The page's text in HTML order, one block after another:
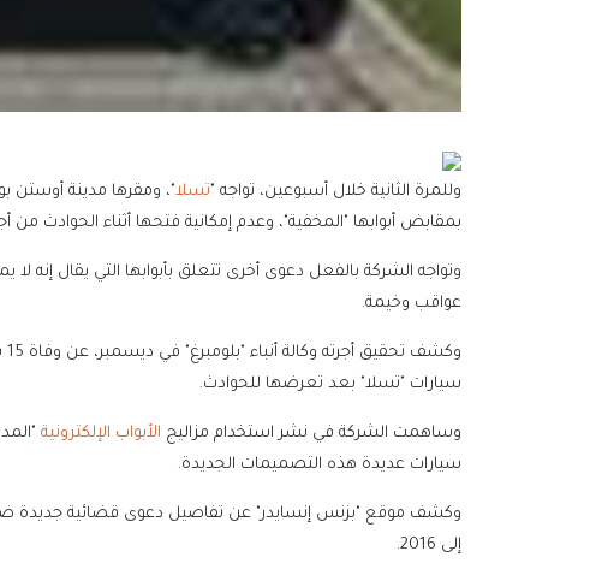
وللمرة الثانية خلال أسبوعين، تواجه "تسلا"، ومقرها مدينة أوستن
بمقابض أبوابها "المخفية"، وعدم إمكانية فتحها أثناء الحوادث من
وتواجه الشركة بالفعل دعوى أخرى تتعلق بأبوابها التي يقال إنه
عواقب وخيمة.
سيارات "تسلا" بعد تعرضها للحوادث.
وساهمت الشركة في نشر استخدام مزاليج الأبواب الإلكترونية
سيارات عديدة هذه التصميمات الجديدة.
إلى 2016.